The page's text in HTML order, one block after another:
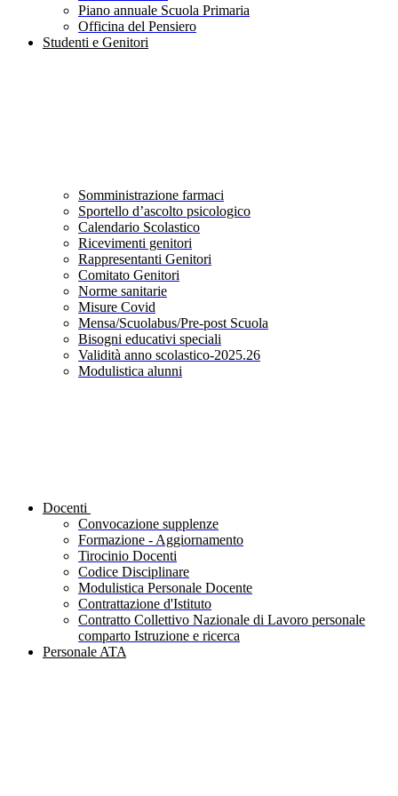
Piano annuale Scuola Primaria
Officina del Pensiero
Studenti e Genitori
Somministrazione farmaci
Sportello d’ascolto psicologico
Calendario Scolastico
Ricevimenti genitori
Rappresentanti Genitori
Comitato Genitori
Norme sanitarie
Misure Covid
Mensa/Scuolabus/Pre-post Scuola
Bisogni educativi speciali
Validità anno scolastico-2025.26
Modulistica alunni
Docenti
Convocazione supplenze
Formazione - Aggiornamento
Tirocinio Docenti
Codice Disciplinare
Modulistica Personale Docente
Contrattazione d'Istituto
Contratto Collettivo Nazionale di Lavoro personale
comparto Istruzione e ricerca
Personale ATA